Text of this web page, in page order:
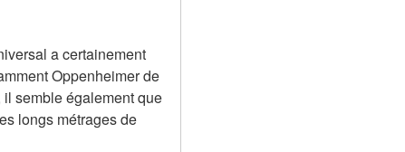
a certainement
Oppenheimer de
semble également que
longs métrages de